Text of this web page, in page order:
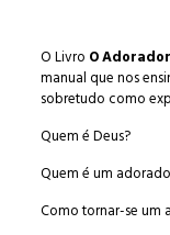
O Livro O
manual que nos
sobretudo como
Quem é Deus?
Quem é um
Como tornar-se um